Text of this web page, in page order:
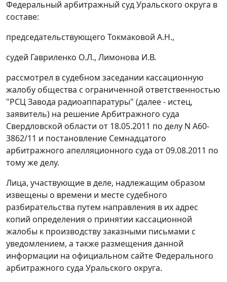
Федеральный арбитражный суд Уральского округа в
составе:
председательствующего Токмаковой А.Н.,
судей Гавриленко О.Л., Лимонова И.В.
рассмотрел в судебном заседании кассационную
жалобу общества с ограниченной ответственностью
"РСЦ Завода радиоаппаратуры" (далее - истец,
заявитель) на решение Арбитражного суда
Свердловской области от 18.05.2011 по делу N А60-
3862/11 и постановление Семнадцатого
арбитражного апелляционного суда от 09.08.2011 по
тому же делу.
Лица, участвующие в деле, надлежащим образом
извещены о времени и месте судебного
разбирательства путем направления в их адрес
копий определения о принятии кассационной
жалобы к производству заказными письмами с
уведомлением, а также размещения данной
информации на официальном сайтеФедерального
арбитражного суда Уральского округа.